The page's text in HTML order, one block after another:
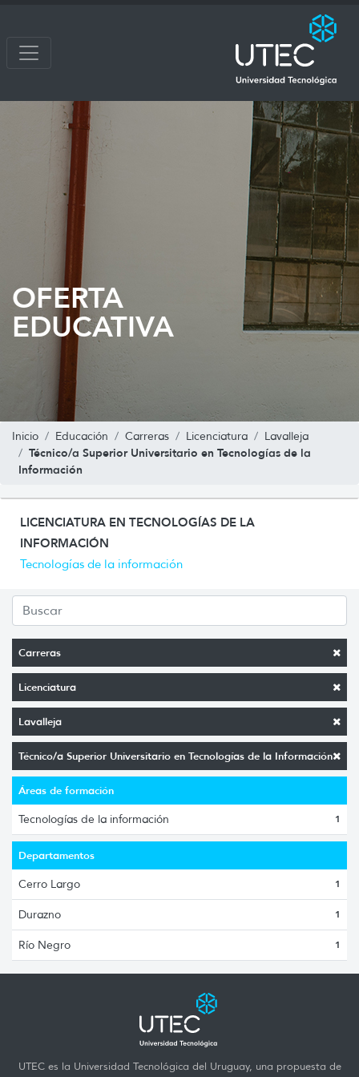
OFERTA
EDUCATIVA
Inicio Educación Carreras Licenciatura Lavalleja
Técnico/a Superior Universitario en Tecnologías de la
Información
Carreras
Licenciatura
Lavalleja
Técnico/a Superior Universitario en Tecnologías de la Información
Áreas de formación
Tecnologías de la información 1
Departamentos
Cerro Largo 1
Durazno 1
Río Negro 1
LICENCIATURA EN TECNOLOGÍAS DE LA
INFORMACIÓN
Tecnologías de la información
UTEC es la Universidad Tecnológica del Uruguay, una propuesta de